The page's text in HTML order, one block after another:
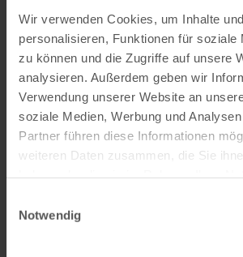
Wir verwenden Cookies, um Inhalte
personalisieren, Funktionen für soziale
zu können und die Zugriffe auf unsere
analysieren. Außerdem geben wir
Verwendung unserer Website an
soziale Medien, Werbung und
Partner führen diese Informationen
weiteren Daten zusammen, die Sie
Notwendig
in Karte anzeigen
Das könnte
noch
sein